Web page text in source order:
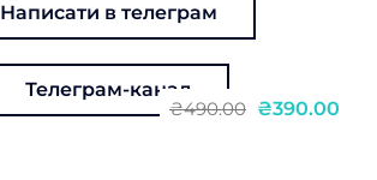
₴490.00 ₴390.00
Написати в телеграм
Телеграм-канал